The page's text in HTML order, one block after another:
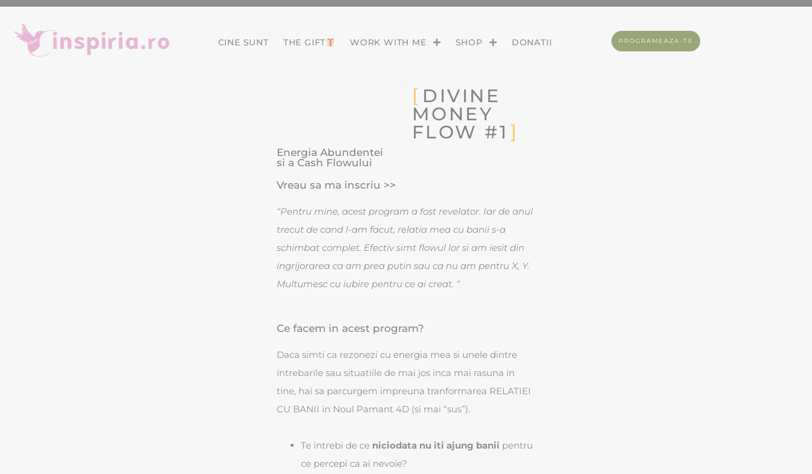
CINE SUNT THE GIFT WORK WITH ME SHOP DONATII PROGRAMEAZA-TE
DIVINE
MONEY
FLOW #1
Energia Abundentei
si a Cash Flowului
Vreau sa ma inscriu >>
“Pentru mine, acest program a fost revelator. Iar de anul
trecut de cand l-am facut, relatia mea cu banii s-a
schimbat complet. Efectiv simt flowul lor si am iesit din
ingrijorarea ca am prea putin sau ca nu am pentru X, Y.
Multumesc cu iubire pentru ce ai creat. “
Ce facem in acest program?
Daca simti ca rezonezi cu energia mea si unele dintre
intrebarile sau situatiile de mai jos inca mai rasuna in
tine, hai sa parcurgem impreuna tranformarea RELATIEI
CU BANII in Noul Pamant 4D (si mai “sus”).
Te intrebi de ce niciodata nu iti ajung banii pentru
ce percepi ca ai nevoie?